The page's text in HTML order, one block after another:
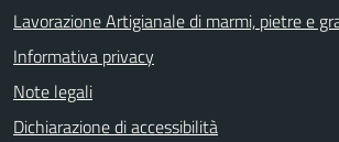
Lavorazione Artigianale di marmi, pietre e
Informativa privacy
Note legali
Dichiarazione di accessibilità